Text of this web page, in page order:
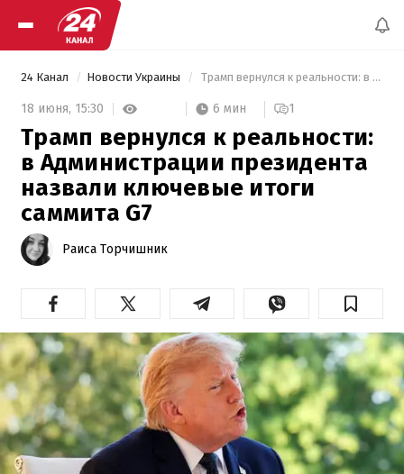
24 Канал Новости Украины Трамп вернулся к реальности: в Администрации президента назвали ключевые итоги саммита G7
18 июня, 15:30 6 мин 1
Трамп вернулся к реальности:
в Администрации президента
назвали ключевые итоги
саммита G7
Раиса Торчишник